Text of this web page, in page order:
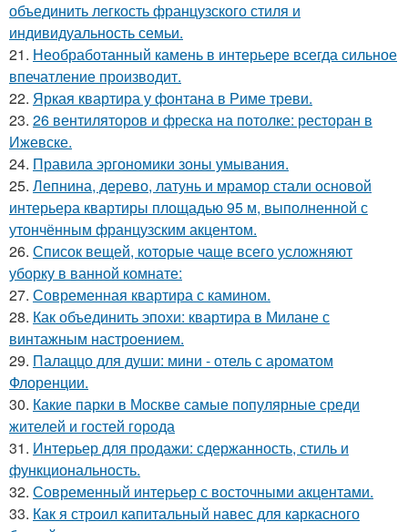
объединить легкость французского стиля и
индивидуальность семьи.
21. Необработанный камень в интерьере всегда сильное
впечатление производит.
22. Яркая квартира у фонтана в Риме треви.
23. 26 вентиляторов и фреска на потолке: ресторан в
Ижевске.
24. Правила эргономики зоны умывания.
25. Лепнина, дерево, латунь и мрамор стали основой
интерьера квартиры площадью 95 м, выполненной с
утончённым французским акцентом.
26. Список вещей, которые чаще всего усложняют
уборку в ванной комнате:
27. Современная квартира с камином.
28. Как объединить эпохи: квартира в Милане с
винтажным настроением.
29. Палаццо для души: мини - отель с ароматом
Флоренции.
30. Какие парки в Москве самые популярные среди
жителей и гостей города
31. Интерьер для продажи: сдержанность, стиль и
функциональность.
32. Современный интерьер с восточными акцентами.
33. Как я строил капитальный навес для каркасного